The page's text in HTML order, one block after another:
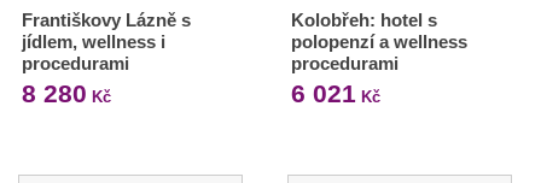
Františkovy Lázně s
jídlem, wellness i
procedurami
8 280 Kč
Kolobřeh: hotel s
polopenzí a wellness
procedurami
6 021 Kč